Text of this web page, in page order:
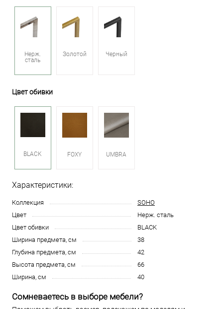
Нерж.
сталь
Золотой Черный
Цвет обивки
BLACK FOXY UMBRA
Характеристики:
Коллекция
SOHO
Цвет
Нерж. сталь
Цвет обивки
BLACK
Ширина предмета, см
38
Глубина предмета, см
42
Высота предмета, см
66
Ширина, см
40
Сомневаетесь в выборе мебели?